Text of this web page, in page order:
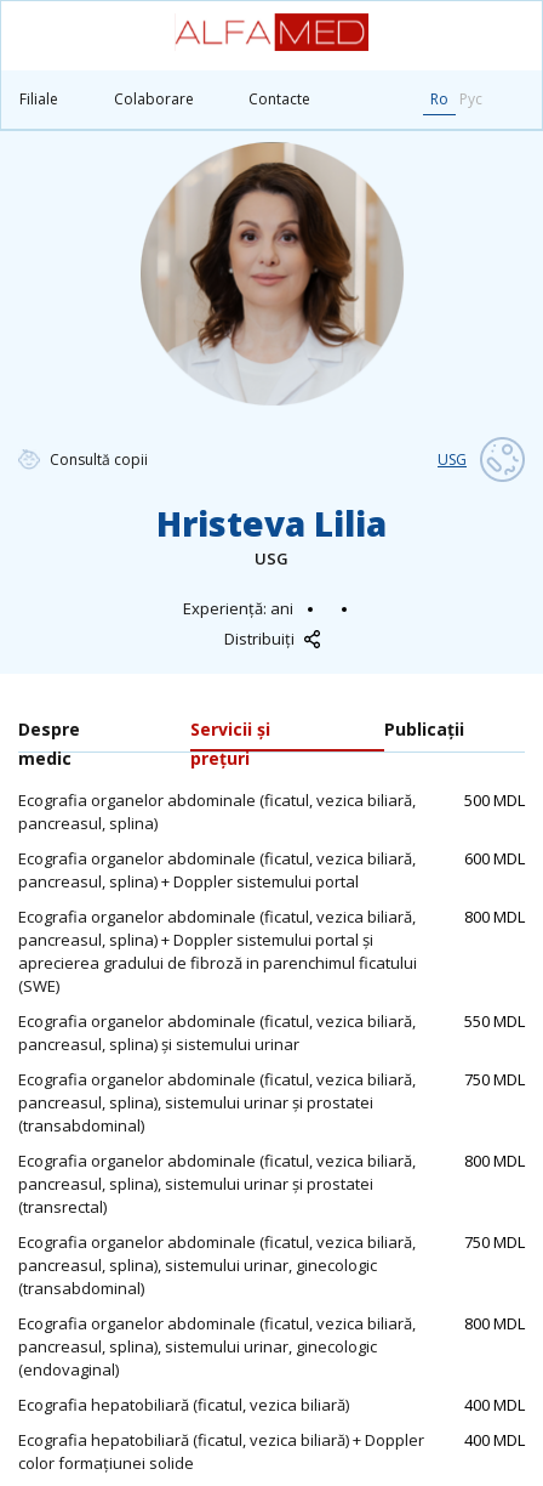
Filiale Colaborare Contacte Ro Рус
Principală Medicii Hristeva Lilia
Consultă copii USG
Hristeva Lilia
USG
Experiență: ani
Distribuiți
Despre
medic
Servicii și
prețuri
Publicații
Ecografia organelor abdominale (ficatul, vezica biliară,
pancreasul, splina)
500 MDL
Ecografia organelor abdominale (ficatul, vezica biliară,
pancreasul, splina) + Doppler sistemului portal
600 MDL
Ecografia organelor abdominale (ficatul, vezica biliară,
pancreasul, splina) + Doppler sistemului portal și
aprecierea gradului de fibroză in parenchimul ficatului
(SWE)
800 MDL
Ecografia organelor abdominale (ficatul, vezica biliară,
pancreasul, splina) și sistemului urinar
550 MDL
Ecografia organelor abdominale (ficatul, vezica biliară,
pancreasul, splina), sistemului urinar și prostatei
(transabdominal)
750 MDL
Ecografia organelor abdominale (ficatul, vezica biliară,
pancreasul, splina), sistemului urinar și prostatei
(transrectal)
800 MDL
Ecografia organelor abdominale (ficatul, vezica biliară,
pancreasul, splina), sistemului urinar, ginecologic
(transabdominal)
750 MDL
Ecografia organelor abdominale (ficatul, vezica biliară,
pancreasul, splina), sistemului urinar, ginecologic
(endovaginal)
800 MDL
Ecografia hepatobiliară (ficatul, vezica biliară)
400 MDL
Ecografia hepatobiliară (ficatul, vezica biliară) + Doppler
color formațiunei solide
400 MDL